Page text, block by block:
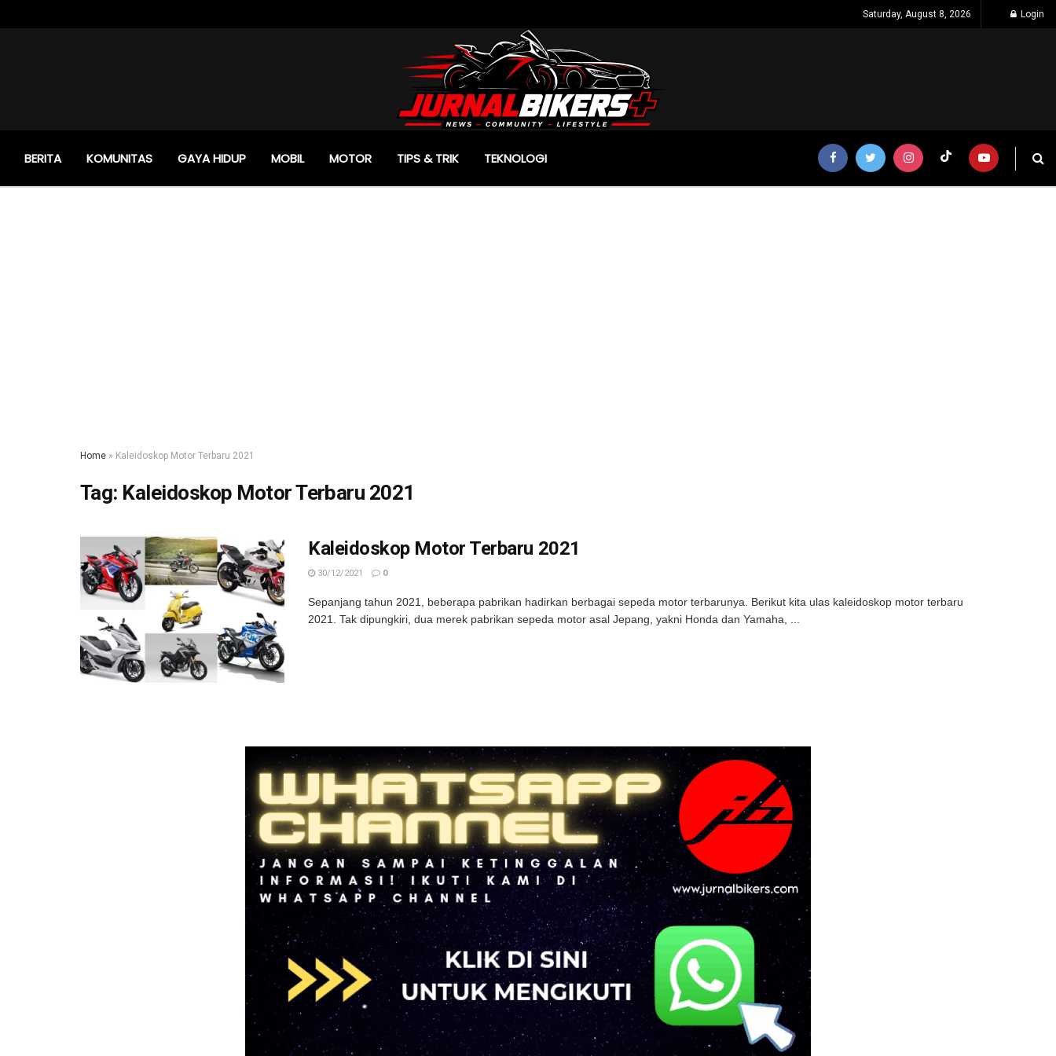
Saturday, August 8, 2026 Login
BERITA KOMUNITAS GAYA HIDUP MOBIL MOTOR TIPS & TRIK TEKNOLOGI
Home » Kaleidoskop Motor Terbaru 2021
Tag: Kaleidoskop Motor Terbaru 2021
Kaleidoskop Motor Terbaru 2021
30/12/2021 0
Sepanjang tahun 2021, beberapa pabrikan hadirkan berbagai sepeda motor terbarunya. Berikut kita ulas kaleidoskop motor terbaru
2021. Tak dipungkiri, dua merek pabrikan sepeda motor asal Jepang, yakni Honda dan Yamaha, ...